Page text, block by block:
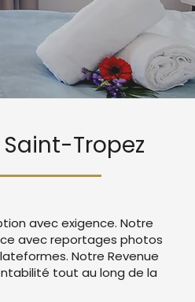
Tropez
avec exigence. Notre
avec reportages photos
Notre Revenue
tout au long de la